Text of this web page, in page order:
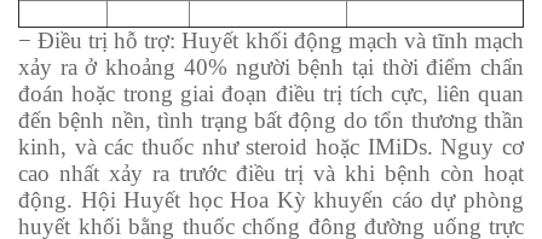
− Điều trị hỗ trợ: Huyết khối động mạch và tĩnh mạch
xảy ra ở khoảng 40% người bệnh tại thời điểm chẩn
đoán hoặc trong giai đoạn điều trị tích cực, liên quan
đến bệnh nền, tình trạng bất động do tổn thương thần
kinh, và các thuốc như steroid hoặc IMiDs. Nguy cơ
cao nhất xảy ra trước điều trị và khi bệnh còn hoạt
động. Hội Huyết học Hoa Kỳ khuyến cáo dự phòng
huyết khối bằng thuốc chống đông đường uống trực